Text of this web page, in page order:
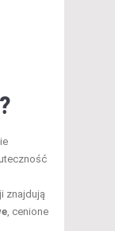
znajdują
, cenione